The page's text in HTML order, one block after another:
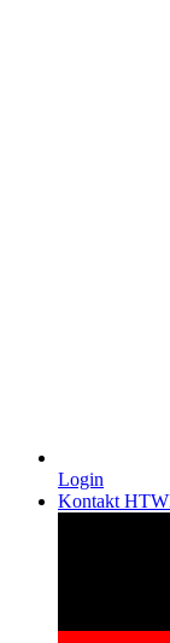
Login
Kontakt